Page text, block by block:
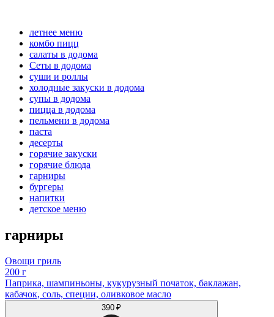
летнее меню
комбо пицц
салаты в додома
Сеты в додома
суши и роллы
холодные закуски в додома
супы в додома
пицца в додома
пельмени в додома
паста
десерты
горячие закуски
горячие блюда
гарниры
бургеры
напитки
детское меню
гарниры
Овощи гриль
200 г
Паприка, шампиньоны, кукурузный початок, баклажан,
кабачок, соль, специи, оливковое масло
390 ₽